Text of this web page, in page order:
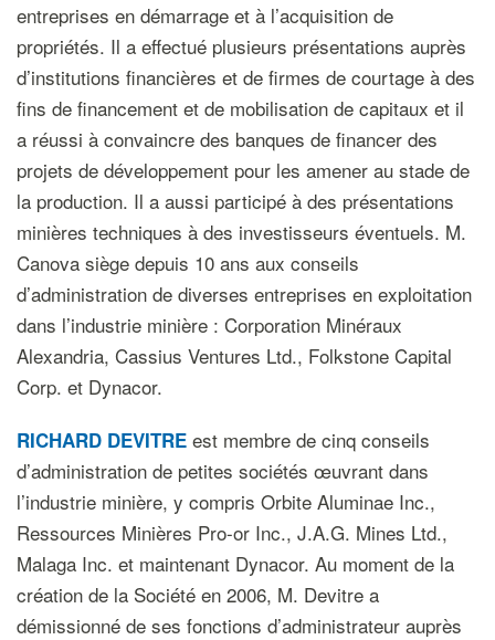
entreprises en démarrage et à l’acquisition de
propriétés. Il a effectué plusieurs présentations auprès
d’institutions financières et de firmes de courtage à des
fins de financement et de mobilisation de capitaux et il
a réussi à convaincre des banques de financer des
projets de développement pour les amener au stade de
la production. Il a aussi participé à des présentations
minières techniques à des investisseurs éventuels. M.
Canova siège depuis 10 ans aux conseils
d’administration de diverses entreprises en exploitation
dans l’industrie minière : Corporation Minéraux
Alexandria, Cassius Ventures Ltd., Folkstone Capital
Corp. et Dynacor.
RICHARD DEVITRE est membre de cinq conseils
d’administration de petites sociétés œuvrant dans
l’industrie minière, y compris Orbite Aluminae Inc.,
Ressources Minières Pro-or Inc., J.A.G. Mines Ltd.,
Malaga Inc. et maintenant Dynacor. Au moment de la
création de la Société en 2006, M. Devitre a
démissionné de ses fonctions d’administrateur auprès